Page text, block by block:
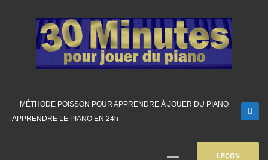
MÉTHODE POISSON POUR APPRENDRE À JOUER DU PIANO
| APPRENDRE LE PIANO EN 24h
LEÇON